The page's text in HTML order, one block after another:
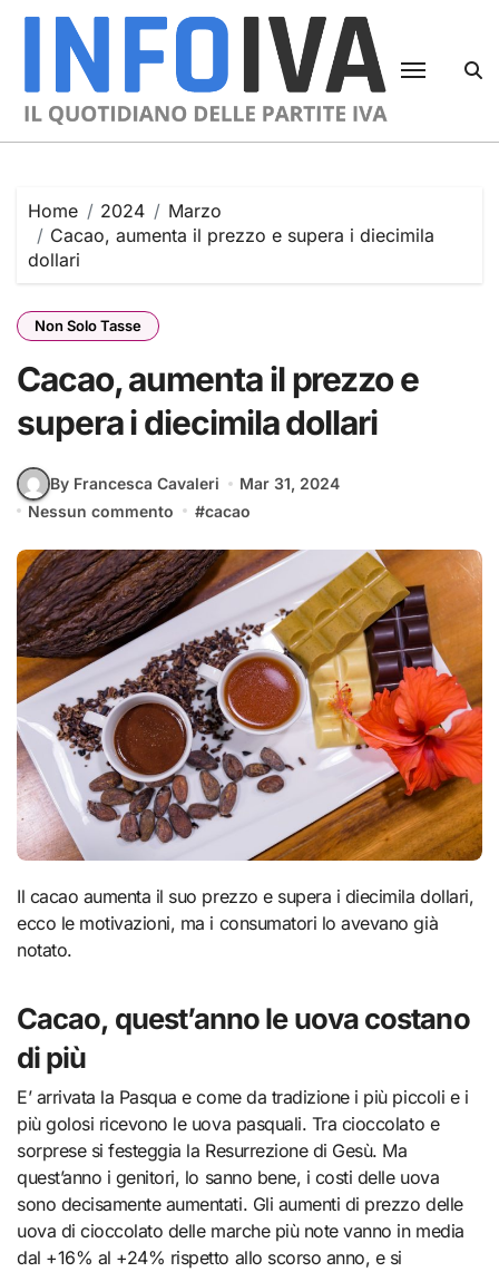
Skip
Home 2024
Marzo
Cacao, aumenta il prezzo e supera i diecimila
dollari
Non Solo Tasse
Cacao, aumenta il prezzo e
supera i diecimila dollari
By Francesca Cavaleri
Mar 31, 2024
Nessun commento
#cacao
Il cacao aumenta il suo prezzo e supera i diecimila dollari,
ecco le motivazioni, ma i consumatori lo avevano già
notato.
Cacao, quest’anno le uova costano
di più
E’ arrivata la Pasqua e come da tradizione i più piccoli e i
più golosi ricevono le uova pasquali. Tra cioccolato e
sorprese si festeggia la Resurrezione di Gesù. Ma
quest’anno i genitori, lo sanno bene, i costi delle uova
sono decisamente aumentati. Gli aumenti di prezzo delle
uova di cioccolato delle marche più note vanno in media
dal +16% al +24% rispetto allo scorso anno, e si